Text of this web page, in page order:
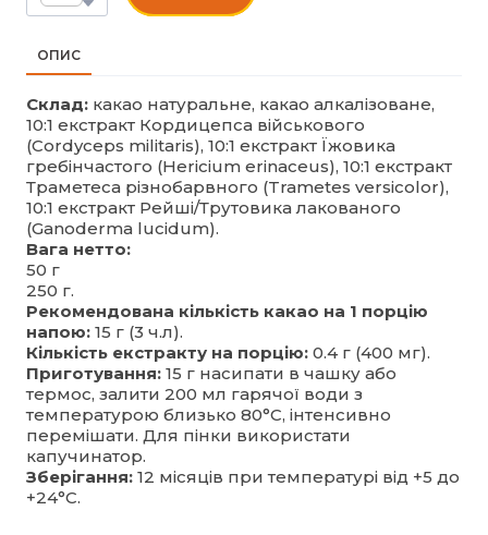
ОПИС
Склад: какао натуральне, какао алкалізоване,
10:1 екстракт Кордицепса військового
(Cordyceps militaris), 10:1 екстракт Їжовика
гребінчастого (Hericium erinaceus), 10:1 екстракт
Траметеса різнобарвного (Trametes versicolor),
10:1 екстракт Рейші/Трутовика лакованого
(Ganoderma lucidum).
Вага нетто:
50 г
250 г.
Рекомендована кількість какао на 1 порцію
напою: 15 г (3 ч.л).
Кількість екстракту на порцію: 0.4 г (400 мг).
Приготування: 15 г насипати в чашку або
термос, залити 200 мл гарячої води з
температурою близько 80°С, інтенсивно
перемішати. Для пінки використати
капучинатор.
Зберігання: 12 місяців при температурі від +5 до
+24°С.